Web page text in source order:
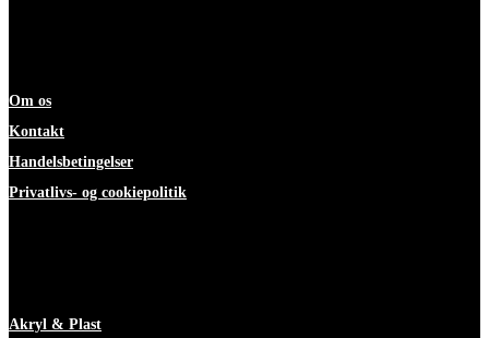
Om os
Kontakt
Handelsbetingelser
Privatlivs- og cookiepolitik
Akryl & Plast